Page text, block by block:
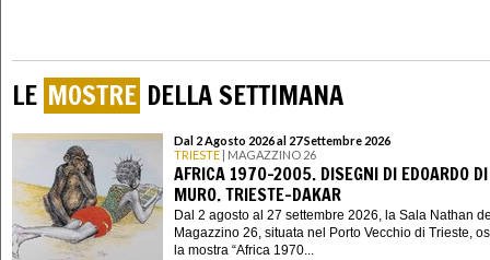
LE MOSTRE DELLA SETTIMANA
Dal 2 Agosto 2026 al 27 Settembre 2026
TRIESTE | MAGAZZINO 26
AFRICA 1970-2005. DISEGNI DI EDOARDO DI
MURO. TRIESTE-DAKAR
Dal 2 agosto al 27 settembre 2026, la Sala Nathan
Magazzino 26, situata nel Porto Vecchio di Trieste,
la mostra “Africa 1970...